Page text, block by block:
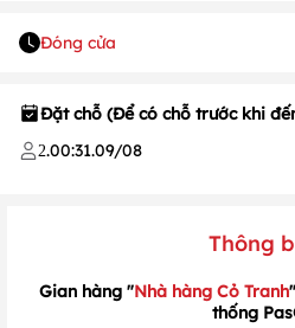
Đóng cửa
Đặt chỗ (Để có chỗ trước khi
2.00:31.09/08
Thông
Gian hàng "Nhà hàng Cỏ Tranh
thống
/1